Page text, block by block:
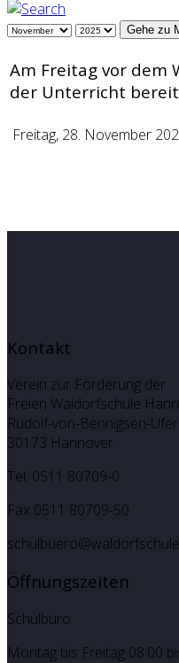
Gehe zu
Am Freitag vor dem
der Unterricht
Freitag, 28. November
Kontakt
Verein zur Förderung der
Freien Waldorfschule
Rudolf-von-Bennigsen-
30173 Hannover
Tel. 0511 80709-0
Fax 0511 80709-50
Öffnungszeiten
Schulbüro
Montag bis Freitag 08:00